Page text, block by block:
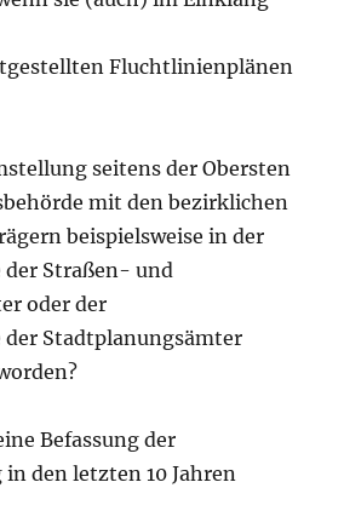
Fluchtlinienplänen
seitens der Obersten
mit den bezirklichen
beispielsweise in der
Straßen- und
oder der
Stadtplanungsämter
Befassung der
den letzten 10 Jahren